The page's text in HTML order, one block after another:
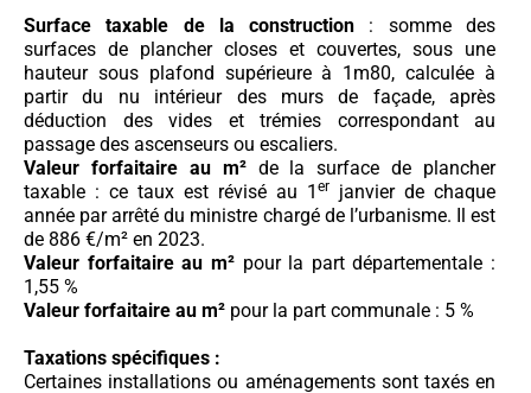
Surface taxable de la construction : somme des
surfaces de plancher closes et couvertes, sous une
hauteur sous plafond supérieure à 1m80, calculée à
partir du nu intérieur des murs de façade, après
déduction des vides et trémies correspondant au
passage des ascenseurs ou escaliers.
Valeur forfaitaire au m²de la surface de plancher
taxable : ce taux est révisé au 1 er
janvier de chaque
année par arrêté du ministre chargé de l’urbanisme. Il est
de 886 €/m² en 2023.
Valeur forfaitaire au m²pour la part départementale :
1,55 %
Valeur forfaitaire au m² pour la part communale : 5 %
Taxations spécifiques :
Certaines installations ou aménagements sont taxés en